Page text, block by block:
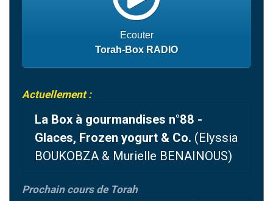
8 personnes viennent de faire un don pour Tsédaka : pauvres d'Israel
2 personnes viennent de faire un don pour 1 Journée de Vacances Pour les Enfants
Ecouter
Torah-Box RADIO
Actuellement :
La Box à gourmandises n°88 -
Glaces, Frozen yogurt & Co. (Elyssia
BOUKOBZA & Murielle BENAINOUS)
Prochain cours de Torah